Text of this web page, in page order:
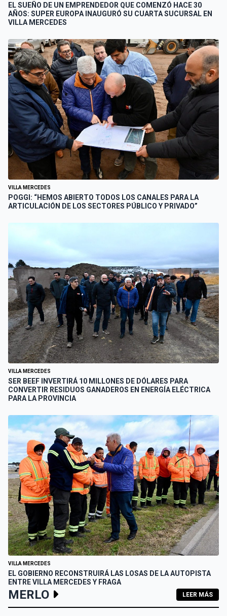
EL SUEÑO DE UN EMPRENDEDOR QUE COMENZÓ HACE 30
AÑOS: SUPER EUROPA INAUGURÓ SU CUARTA SUCURSAL EN
VILLA MERCEDES
VILLA MERCEDES
POGGI: “HEMOS ABIERTO TODOS LOS CANALES PARA LA
ARTICULACIÓN DE LOS SECTORES PÚBLICO Y PRIVADO”
VILLA MERCEDES
SER BEEF INVERTIRÁ 10 MILLONES DE DÓLARES PARA
CONVERTIR RESIDUOS GANADEROS EN ENERGÍA ELÉCTRICA
PARA LA PROVINCIA
VILLA MERCEDES
EL GOBIERNO RECONSTRUIRÁ LAS LOSAS DE LA AUTOPISTA
ENTRE VILLA MERCEDES Y FRAGA
MERLO LEER MÁS